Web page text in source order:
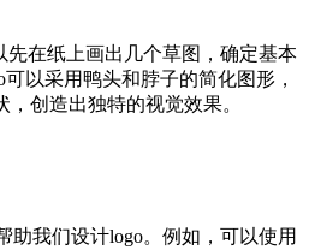
先在纸上画出几个草图，确定基本
以采用鸭头和脖子的简化图形，
创造出独特的视觉效果。
助我们设计logo。例如，可以使用